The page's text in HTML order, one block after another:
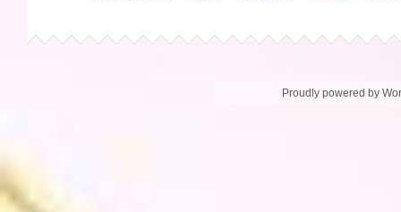
Proudly powered by